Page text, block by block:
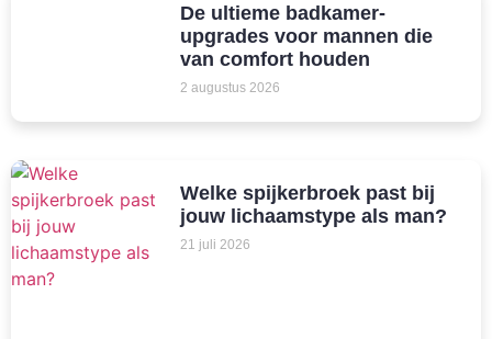
De ultieme badkamer-
upgrades voor mannen die
van comfort houden
2 augustus 2026
Welke spijkerbroek past bij
jouw lichaamstype als man?
21 juli 2026